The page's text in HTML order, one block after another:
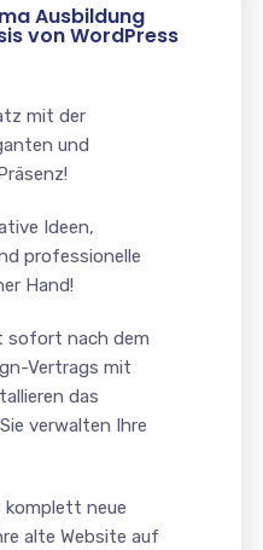
Ausbildung
von WordPress
mit der
und
Ideen,
professionelle
Hand!
sofort nach dem
Vertrags mit
das
verwalten Ihre
komplett neue
alte Website auf